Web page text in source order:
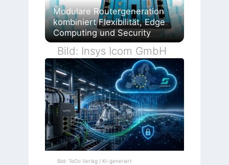
Modulare Routergeneration
kombiniert Flexibilität, Edge
Computing und Security
Bild: Insys Icom GmbH
Bild: TeDo Verlag / KI-generiert